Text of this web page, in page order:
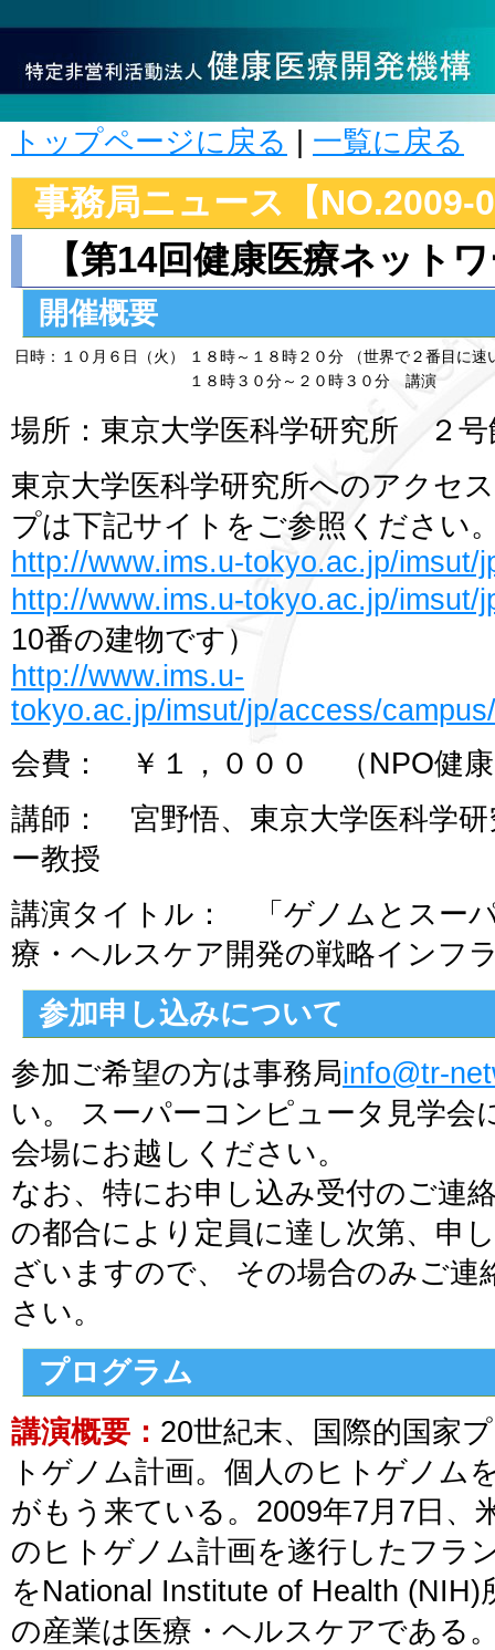
トップページに戻る 一覧に戻る
事務局ニュース【NO.2009-
【第14回健康医療ネット
開催概要
日時：１０月６日（火）
１８時～１８時２０分 （世界で２番目に
１８時３０分～２０時３０分 講演
場所：東京大学医科学研究所 ２号
東京大学医科学研究所へのアクセ
プは下記サイトをご参照ください
http://www.ims.u-tokyo.ac.jp/imsut/
http://www.ims.u-tokyo.ac.jp/
10番の建物です）
http://www.ims.u-
tokyo.ac.jp/imsut/jp/access/
会費： ￥１，０００ （NPO健康
講師： 宮野悟、東京大学医科学
ー教授
講演タイトル： 「ゲノムとス
療・ヘルスケア開発の戦略インフ
参加申し込みについて
参加ご希望の方は事務局info@tr-
い。 スーパーコンピュータ見学会
会場にお越しください。
なお、特にお申し込み受付のご連
の都合により定員に達し次第、申
ざいますので、 その場合のみご
さい。
プログラム
講演概要： 20世紀末、国際的国家
トゲノム計画。個人のヒトゲノム
がもう来ている。2009年7月7日、
のヒトゲノム計画を遂行したフラ
をNational Institute of Health (NIH)
の産業は医療・ヘルスケアである